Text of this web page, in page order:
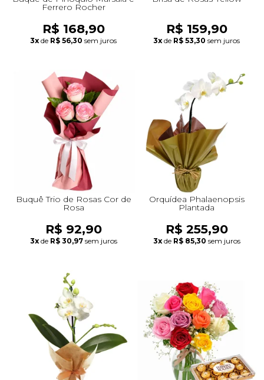
Ferrero Rocher
R$ 168,90
3x de R$ 56,30 sem juros
R$ 159,90
3x de R$ 53,30 sem juros
Buquê Trio de Rosas Cor de
Rosa
R$ 92,90
3x de R$ 30,97 sem juros
Orquídea Phalaenopsis
Plantada
R$ 255,90
3x de R$ 85,30 sem juros